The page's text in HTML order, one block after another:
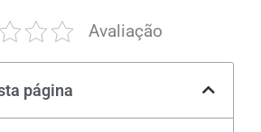
Avaliação
página